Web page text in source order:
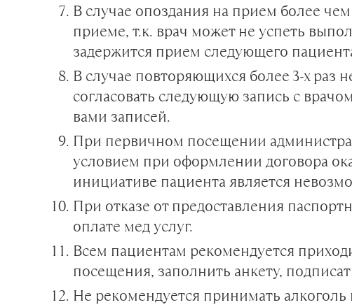
В случае опоздания на прием более
приеме, т.к. врач может не успеть
задержится прием следующего
В случае повторяющихся более 3-х раз
согласовать следующую запись с
вами записей.
При первичном посещении
условием при оформлении договора
инициативе пациента является
При отказе от предоставления
оплате мед услуг.
Всем пациентам рекомендуется
посещения, заполнить анкету,
Не рекомендуется принимать алкоголь